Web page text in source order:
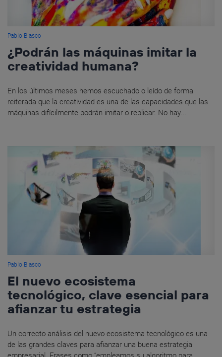
Pablo Blasco
¿Podrán las máquinas imitar la
creatividad humana?
En los últimos meses hemos escuchado o leído de forma
reiterada que la creatividad es una de las capacidades que las
máquinas difícilmente podrán imitar o replicar. No hay...
Pablo Blasco
El nuevo ecosistema
tecnológico, clave esencial para
afianzar tu estrategia
Un correcto análisis del nuevo ecosistema tecnológico es una
de las grandes claves para afianzar una buena estrategia